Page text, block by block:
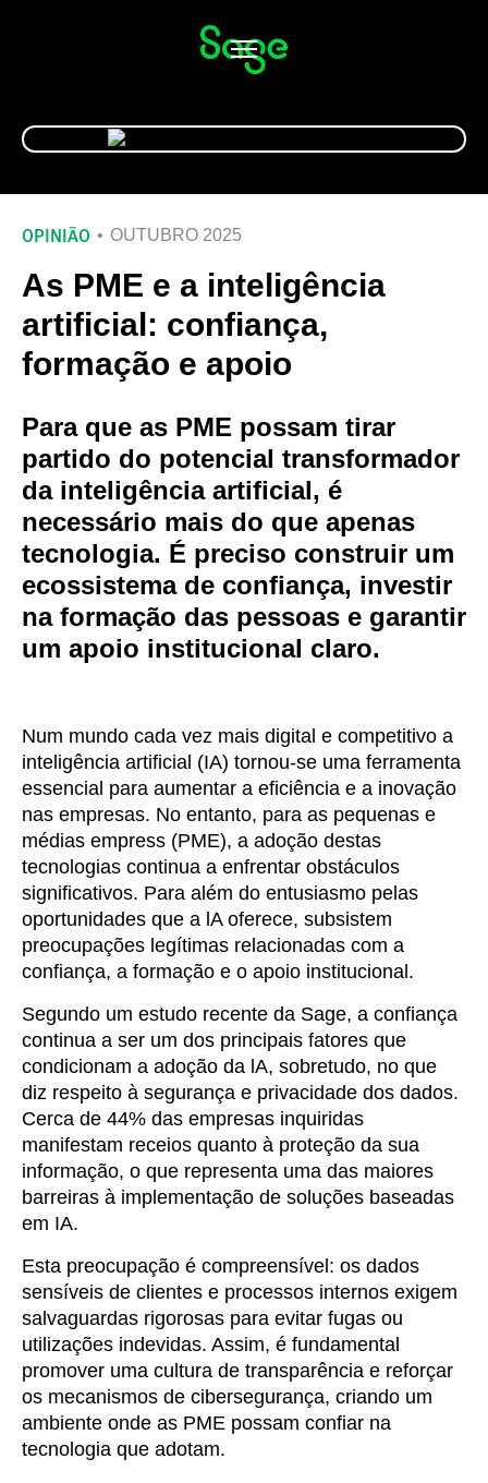
Alternar
navegação
OPINIÃO OUTUBRO 2025
As PME e a inteligência
artificial: confiança,
formação e apoio
Para que as PME possam tirar
partido do potencial transformador
da inteligência artificial, é
necessário mais do que apenas
tecnologia. É preciso construir um
ecossistema de confiança, investir
na formação das pessoas e garantir
um apoio institucional claro.
Num mundo cada vez mais digital e competitivo a
inteligência artificial (IA) tornou-se uma ferramenta
essencial para aumentar a eficiência e a inovação
nas empresas. No entanto, para as pequenas e
médias empress (PME), a adoção destas
tecnologias continua a enfrentar obstáculos
significativos. Para além do entusiasmo pelas
oportunidades que a lA oferece, subsistem
preocupações legítimas relacionadas com a
confiança, a formação e o apoio institucional.
Segundo um estudo recente da Sage, a confiança
continua a ser um dos principais fatores que
condicionam a adoção da lA, sobretudo, no que
diz respeito à segurança e privacidade dos dados.
Cerca de 44% das empresas inquiridas
manifestam receios quanto à proteção da sua
informação, o que representa uma das maiores
barreiras à implementação de soluções baseadas
em IA.
Esta preocupação é compreensível: os dados
sensíveis de clientes e processos internos exigem
salvaguardas rigorosas para evitar fugas ou
utilizações indevidas. Assim, é fundamental
promover uma cultura de transparência e reforçar
os mecanismos de cibersegurança, criando um
ambiente onde as PME possam confiar na
tecnologia que adotam.